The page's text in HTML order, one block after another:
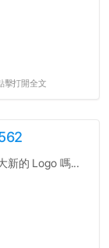
擊打開全文
新的 Logo 嗎...